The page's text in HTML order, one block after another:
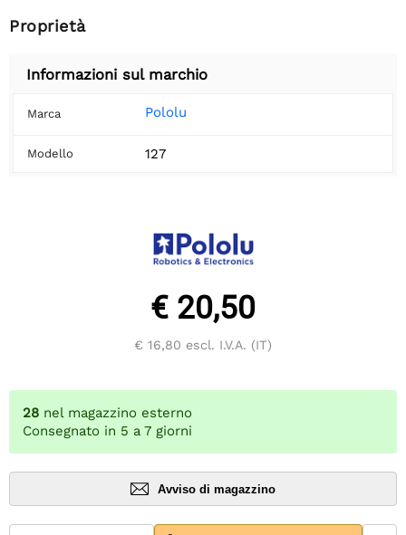
Proprietà
Informazioni sul marchio
Marca Pololu
Modello 127
€ 20,50
€ 16,80 escl. I.V.A. (IT)
28 nel magazzino esterno
Consegnato in 5 a 7 giorni
Avviso di magazzino